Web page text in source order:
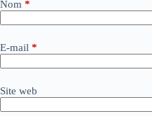
Nom *
E-mail *
Site web
e
n
t
i
e